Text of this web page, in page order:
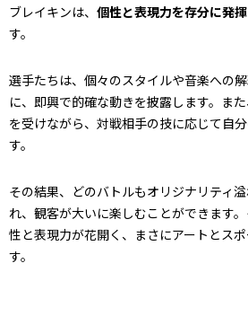
ブレイキンは、 個性と表現力を存分に発
す。
選手たちは、個々のスタイルや音楽への
に、即興で的確な動きを披露します。ま
を受けながら、対戦相手の技に応じて自
す。
その結果、どのバトルもオリジナリティ
れ、観客が大いに楽しむことができます
性と表現力が花開く、まさにアートとス
す。